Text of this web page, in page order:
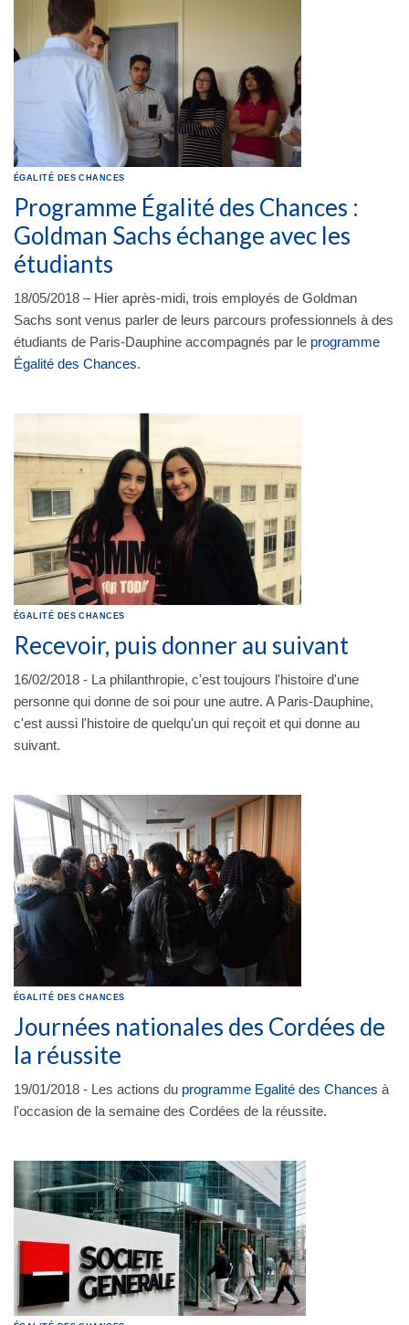
ÉGALITÉ DES CHANCES
Programme Égalité des Chances :
Goldman Sachs échange avec les
étudiants
18/05/2018 – Hier après-midi, trois employés de Goldman
Sachs sont venus parler de leurs parcours professionnels à des
étudiants de Paris-Dauphine accompagnés par le programme
Égalité des Chances.
ÉGALITÉ DES CHANCES
Recevoir, puis donner au suivant
16/02/2018 - La philanthropie, c'est toujours l'histoire d'une
personne qui donne de soi pour une autre. A Paris-Dauphine,
c'est aussi l'histoire de quelqu'un qui reçoit et qui donne au
suivant.
ÉGALITÉ DES CHANCES
Journées nationales des Cordées de
la réussite
19/01/2018 - Les actions du programme Egalité des Chances à
l'occasion de la semaine des Cordées de la réussite.